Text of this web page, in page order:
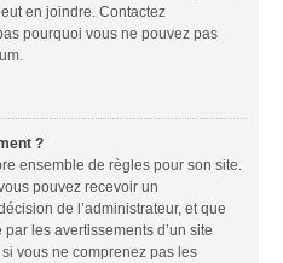
en joindre. Contactez
pourquoi vous ne pouvez pas
?
ensemble de règles pour son site.
pouvez recevoir un
de l’administrateur, et que
les avertissements d’un site
vous ne comprenez pas les